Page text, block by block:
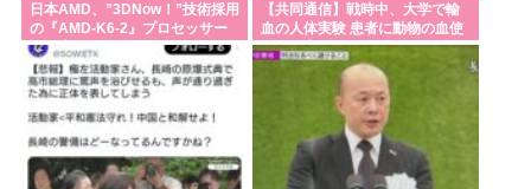
日本AMD、”3DNow！”技術採用
の『AMD-K6-2』プロセッサー
を発売
【共同通信】戦時中、大学で輸
血の人体実験 患者に動物の血使
用、死亡例も